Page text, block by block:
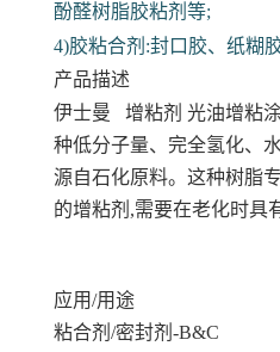
酚醛树脂胶粘剂等;
4)胶粘合剂:封口胶、纸糊
产品描述
伊士曼 增粘剂 光油增粘
种低分子量、完全氢化、
源自石化原料。这种树脂
的增粘剂,需要在老化时具
应用/用途
粘合剂/密封剂-B&C